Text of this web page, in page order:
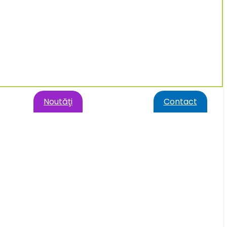
Noutăţi Contact